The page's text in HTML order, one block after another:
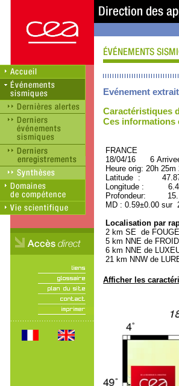
Evénement
Caractéristiques
Ces informations
FRANCE
18/04/16 6
Heure orig: 20h
Latitude : 47.87
Longitude :
Profondeur:
MD : 0.59±0.00
Localisation par
2 km SE de
5 km NNE de
6 km NNE de
21 km NNW de
Afficher les